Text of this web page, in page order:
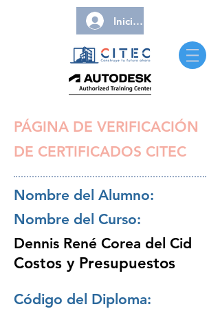
Iniciar sesión
PÁGINA DE VERIFICACIÓN
DE CERTIFICADOS CITEC
Nombre del Alumno:
Nombre del Curso:
Dennis René Corea del Cid
Costos y Presupuestos
Código del Diploma: